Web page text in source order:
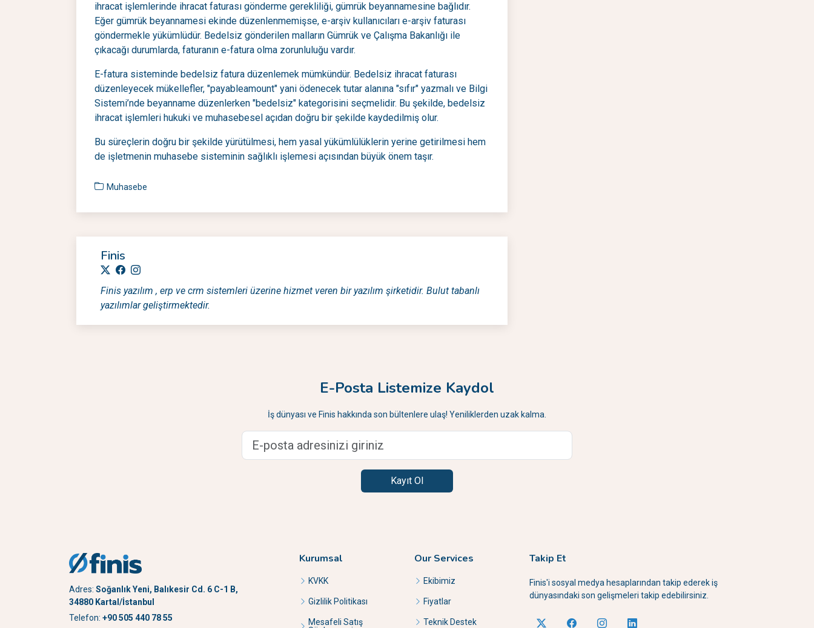
ihracat işlemlerinde ihracat faturası gönderme gerekliliği, gümrük beyannamesine bağlıdır.
Eğer gümrük beyannamesi ekinde düzenlenmemişse, e-arşiv kullanıcıları e-arşiv faturası
göndermekle yükümlüdür. Bedelsiz gönderilen malların Gümrük ve Çalışma Bakanlığı ile
çıkacağı durumlarda, faturanın e-fatura olma zorunluluğu vardır.
E-fatura sisteminde bedelsiz fatura düzenlemek mümkündür. Bedelsiz ihracat faturası
düzenleyecek mükellefler, "payableamount" yani ödenecek tutar alanına "sıfır" yazmalı ve Bilgi
Sistemi’nde beyanname düzenlerken "bedelsiz" kategorisini seçmelidir. Bu şekilde, bedelsiz
ihracat işlemleri hukuki ve muhasebesel açıdan doğru bir şekilde kaydedilmiş olur.
Bu süreçlerin doğru bir şekilde yürütülmesi, hem yasal yükümlülüklerin yerine getirilmesi hem
de işletmenin muhasebe sisteminin sağlıklı işlemesi açısından büyük önem taşır.
Muhasebe
Finis
Finis yazılım , erp ve crm sistemleri üzerine hizmet veren bir yazılım şirketidir. Bulut tabanlı
yazılımlar geliştirmektedir.
E-Posta Listemize Kaydol
İş dünyası ve Finis hakkında son bültenlere ulaş! Yeniliklerden uzak kalma.
Kayıt Ol
Adres: Soğanlık Yeni, Balıkesir Cd. 6 C-1 B,
34880 Kartal/İstanbul
Telefon: +90 505 440 78 55
Kurumsal
KVKK
Gizlilik Politikası
Mesafeli Satış
Our Services
Ekibimiz
Fiyatlar
Teknik Destek
Takip Et
Finis'i sosyal medya hesaplarından takip ederek iş
dünyasındaki son gelişmeleri takip edebilirsiniz.